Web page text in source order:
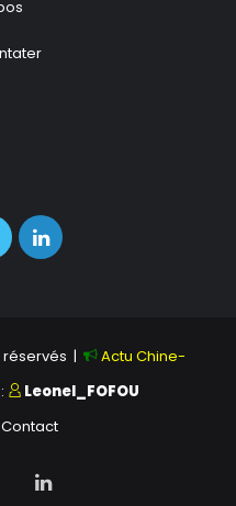
TwitterLinkedin
réservés |
Actu Chine-
Leonel_FOFOU
Contact
TwitterLinkedin